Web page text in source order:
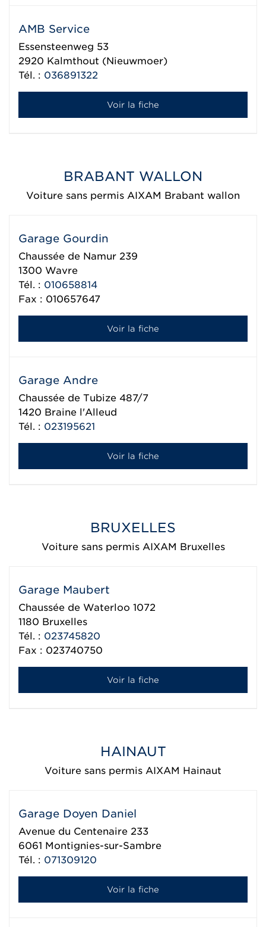
AMB Service
Essensteenweg 53
2920 Kalmthout (Nieuwmoer)
Tél. : 036891322
Voir la fiche
BRABANT WALLON
Voiture sans permis AIXAM Brabant wallon
Garage Gourdin
Chaussée de Namur 239
1300 Wavre
Tél. : 010658814
Fax : 010657647
Voir la fiche
Garage Andre
Chaussée de Tubize 487/7
1420 Braine l'Alleud
Tél. : 023195621
Voir la fiche
BRUXELLES
Voiture sans permis AIXAM Bruxelles
Garage Maubert
Chaussée de Waterloo 1072
1180 Bruxelles
Tél. : 023745820
Fax : 023740750
Voir la fiche
HAINAUT
Voiture sans permis AIXAM Hainaut
Garage Doyen Daniel
Avenue du Centenaire 233
6061 Montignies-sur-Sambre
Tél. : 071309120
Voir la fiche